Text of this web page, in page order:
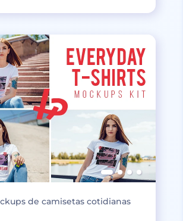
de camisetas cotidianas